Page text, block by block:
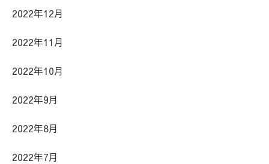
2022年12月
2022年11月
2022年10月
2022年9月
2022年8月
2022年7月